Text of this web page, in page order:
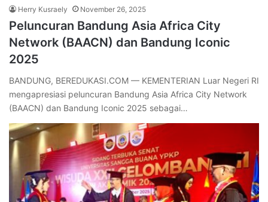
Herry Kusraely November 26, 2025
Peluncuran Bandung Asia Africa City
Network (BAACN) dan Bandung Iconic
2025
BANDUNG, BEREDUKASI.COM — KEMENTERIAN Luar Negeri RI
mengapresiasi peluncuran Bandung Asia Africa City Network
(BAACN) dan Bandung Iconic 2025 sebagai…